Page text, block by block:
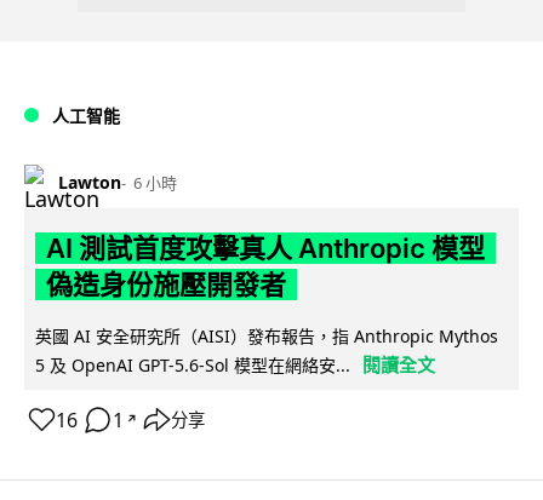
人工智能
Lawton 6 小時
AI 測試首度攻擊真人 Anthropic 模型
偽造身份施壓開發者
英國 AI 安全研究所（AISI）發布報告，指 Anthropic Mythos
5 及 OpenAI GPT-5.6-Sol 模型在網絡安...
閱讀全文
16 1 ↗ 分享